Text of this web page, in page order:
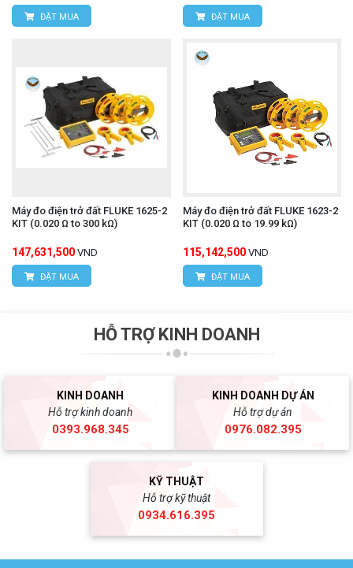
ĐẶT MUA ĐẶT MUA
Máy đo điện trở đất FLUKE 1625-2
KIT (0.020 Ω to 300 kΩ)
147,631,500 VND
ĐẶT MUA
Máy đo điện trở đất FLUKE 1623-2
KIT (0.020 Ω to 19.99 kΩ)
115,142,500 VND
ĐẶT MUA
HỖ TRỢ KINH DOANH
KINH DOANH
Hỗ trợ kinh doanh
0393.968.345
KINH DOANH DỰ ÁN
Hỗ trợ dự án
0976.082.395
KỸ THUẬT
Hỗ trợ kỹ thuật
0934.616.395